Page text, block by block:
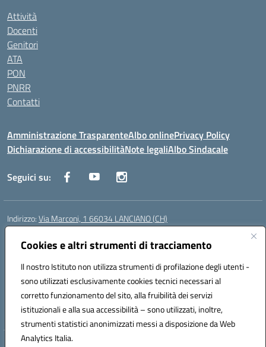
Cookies e altri strumenti di tracciamento
Il nostro Istituto non utilizza strumenti di profilazione degli utenti -
sono utilizzati esclusivamente cookies tecnici necessari al
corretto funzionamento del sito, alla fruibilità dei servizi
istituzionali e alla sua accessibilità – sono utilizzati, inoltre,
strumenti statistici anonimizzati messi a disposizione da Web
Analytics Italia.
Attività
Docenti
Genitori
ATA
PON
PNRR
Contatti
Amministrazione TrasparenteAlbo onlinePrivacy Policy
Dichiarazione di accessibilitàNote legaliAlbo Sindacale
Seguici su:
Indirizzo:Via Marconi, 1 66034 LANCIANO (CH)
Centralino:
Posta elettronica certificata (PEC):chic840006@pec.istruzione.it
Codice fiscale: 90031370696
Codice meccanografico:CHIC840006
Codice Indice delle Pubbliche Amministrazioni (IPA): istsc_chic840006
Codice unico di fatturazione (CUF): UFPLTG